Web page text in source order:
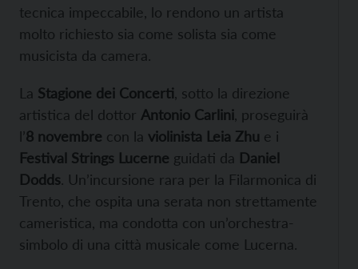
tecnica impeccabile, lo rendono un artista
molto richiesto sia come solista sia come
musicista da camera.
La Stagione dei Concerti , sotto la direzione
artistica del dottor Antonio Carlini , proseguirà
l’8 novembre con la violinista Leia Zhu e i
Festival Strings Lucerne guidati da Daniel
Dodds. Un’incursione rara per la Filarmonica di
Trento, che ospita una serata non strettamente
cameristica, ma condotta con un’orchestra-
simbolo di una città musicale come Lucerna.